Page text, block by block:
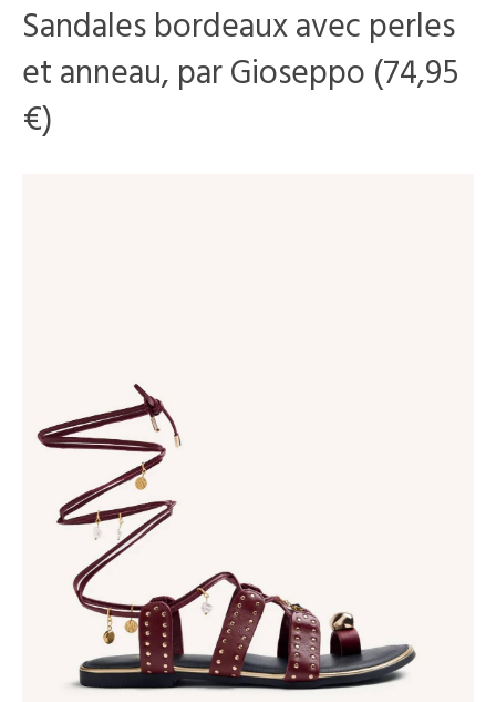
Sandales bordeaux avec perles
et anneau, par Gioseppo (74,95
€)